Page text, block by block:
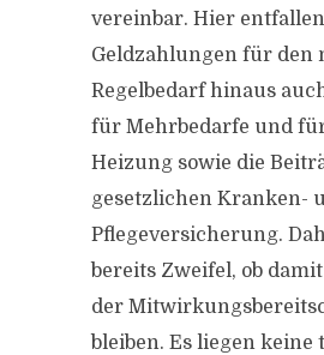
vereinbar. Hier
Geldzahlungen für den
Regelbedarf hinaus
für Mehrbedarfe und
Heizung sowie die
gesetzlichen Kranken-
Pflegeversicherung.
bereits Zweifel, ob
der
bleiben. Es liegen